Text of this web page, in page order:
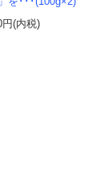
円(内税)